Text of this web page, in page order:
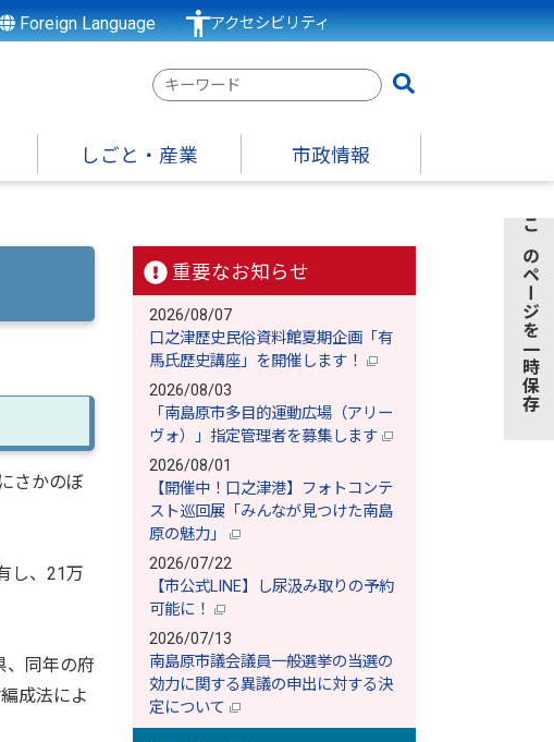
Foreign Language アクセシビリティ
検
ー
ワ
しごと・産業 市政情報
さかのぼ
し、21万
、同年の府
成法によ
重要なお知らせ
2026/08/07
口之津歴史民俗資料館夏期企画「有
馬氏歴史講座」を開催します！
2026/08/03
「南島原市多目的運動広場（アリー
ヴォ）」指定管理者を募集します
2026/08/01
【開催中！口之津港】フォトコンテ
スト巡回展「みんなが見つけた南島
原の魅力」
2026/07/22
【市公式LINE】し尿汲み取りの予約
可能に！
2026/07/13
南島原市議会議員一般選挙の当選の
効力に関する異議の申出に対する決
定について
このページを一時保存